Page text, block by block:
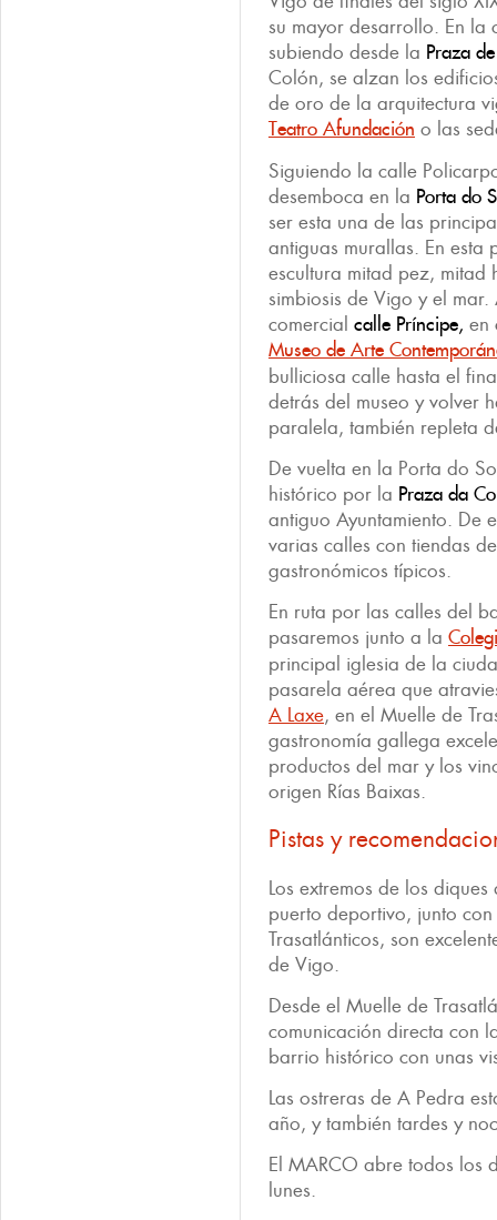
su mayor desarrollo. En la
subiendo desde la Praza
Colón, se alzan los
de oro de la arquitectura
Teatro Afundación o las
Siguiendo la calle
desemboca en la Porta do
ser esta una de las
antiguas murallas. En
escultura mitad pez, mitad
simbiosis de Vigo y el
comercial calle Príncipe, en
Museo de Arte
bulliciosa calle hasta el
detrás del museo y volver
paralela, también repleta
De vuelta en la Porta do
histórico por la Praza da
antiguo Ayuntamiento. De
varias calles con tiendas
gastronómicos típicos.
En ruta por las calles del
pasaremos junto a la
principal iglesia de la
pasarela aérea que
A Laxe, en el Muelle de
gastronomía gallega
productos del mar y los
origen Rías Baixas.
Pistas y
Los extremos de los
puerto deportivo, junto
Trasatlánticos, son
de Vigo.
Desde el Muelle de
comunicación directa con
barrio histórico con unas
Las ostreras de A Pedra
año, y también tardes y
El MARCO abre todos los
lunes.